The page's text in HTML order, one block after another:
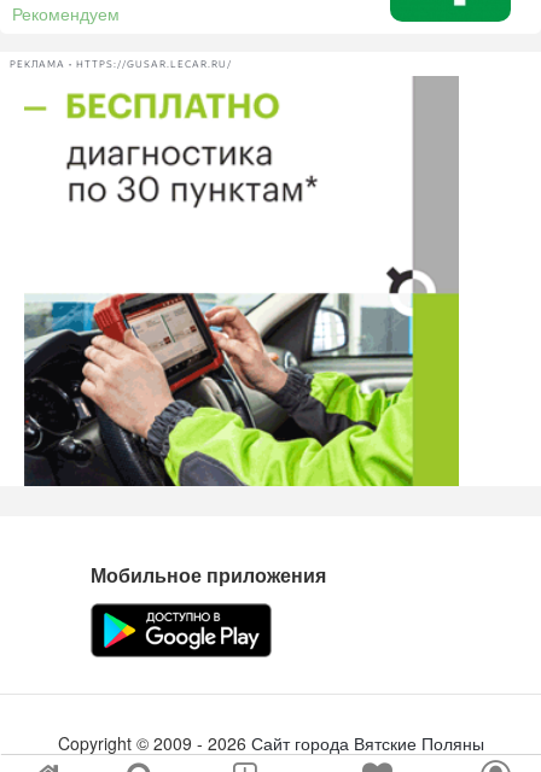
Рекомендуем
РЕКЛАМА • HTTPS://GUSAR.LECAR.RU/
Мобильное приложения
Copyright © 2009 - 2026 Сайт города Вятские Поляны
Создание сайта
tabson.ru